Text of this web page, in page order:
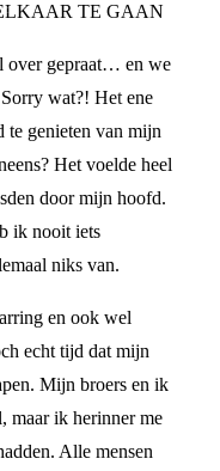
TE GAAN
over gepraat… en we
wat?! Het ene
te genieten van mijn
Het voelde heel
door mijn hoofd.
ik nooit iets
niks van.
en ook wel
echt tijd dat mijn
Mijn broers en ik
maar ik herinner me
Alle mensen